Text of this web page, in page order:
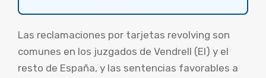
Las reclamaciones por tarjetas revolving son
comunes en los juzgados de Vendrell (El) y el
resto de España, y las sentencias favorables a